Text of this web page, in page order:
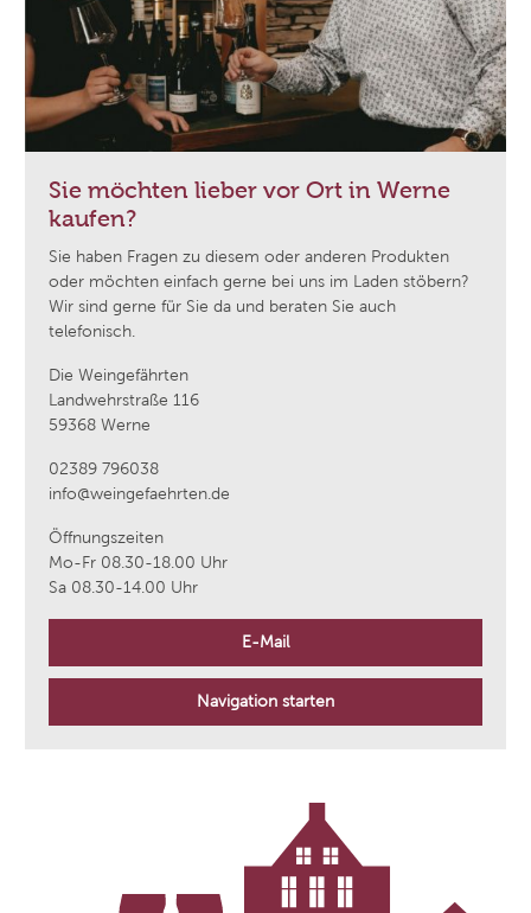
Sie möchten lieber vor Ort in Werne
kaufen?
Sie haben Fragen zu diesem oder anderen Produkten
oder möchten einfach gerne bei uns im Laden stöbern?
Wir sind gerne für Sie da und beraten Sie auch
telefonisch.
Die Weingefährten
Landwehrstraße 116
59368 Werne
02389 796038
info@weingefaehrten.de
Öffnungszeiten
Mo-Fr 08.30-18.00 Uhr
Sa 08.30-14.00 Uhr
E-Mail
Navigation starten